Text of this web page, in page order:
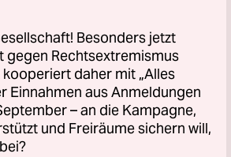
für
mit ihren
Besonders jetzt
gegen Rechtsextremismus
daher mit „Alles
Einnahmen aus Anmeldungen
– an die Kampagne,
und Freiräume sichern will,